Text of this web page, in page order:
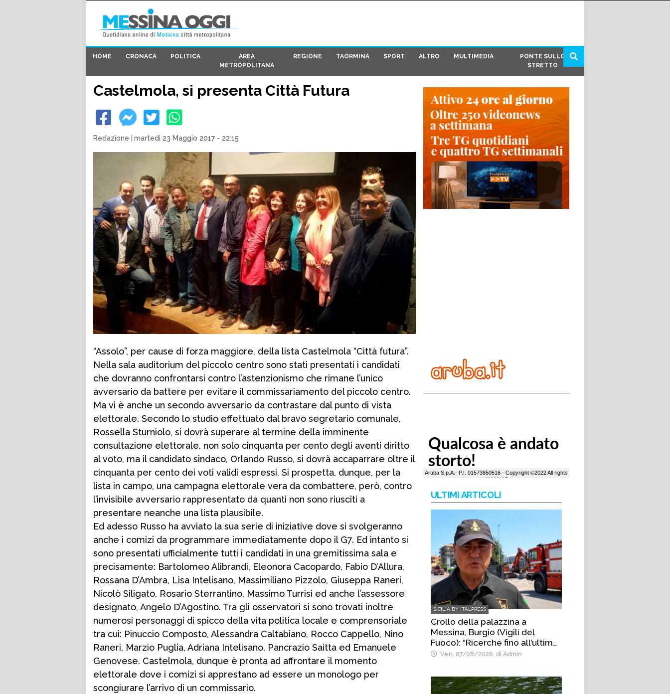
HOME CRONACA POLITICA
AREA
METROPOLITANA
REGIONE TAORMINA SPORT ALTRO MULTIMEDIA
PONTE SULLO
STRETTO
Castelmola, si presenta Città Futura
Redazione martedì 23 Maggio 2017 - 22:15
“Assolo”, per cause di forza maggiore, della lista Castelmola “Città futura”.
Nella sala auditorium del piccolo centro sono stati presentati i candidati
che dovranno confrontarsi contro l’astenzionismo che rimane l’unico
avversario da battere per evitare il commissariamento del piccolo centro.
Ma vi è anche un secondo avversario da contrastare dal punto di vista
elettorale. Secondo lo studio effettuato dal bravo segretario comunale,
Rossella Sturniolo, si dovrà superare al termine della imminente
consultazione elettorale, non solo cinquanta per cento degli aventi diritto
al voto, ma il candidato sindaco, Orlando Russo, si dovrà accaparrare oltre il
cinquanta per cento dei voti validi espressi. Si prospetta, dunque, per la
lista in campo, una campagna elettorale vera da combattere, però, contro
l’invisibile avversario rappresentato da quanti non sono riusciti a
presentare neanche una lista plausibile.
Ed adesso Russo ha avviato la sua serie di iniziative dove si svolgeranno
anche i comizi da programmare immediatamente dopo il G7. Ed intanto si
sono presentati ufficialmente tutti i candidati in una gremitissima sala e
precisamente: Bartolomeo Alibrandi, Eleonora Cacopardo, Fabio D’Allura,
Rossana D’Ambra, Lisa Intelisano, Massimiliano Pizzolo, Giuseppa Raneri,
Nicolò Siligato, Rosario Sterrantino, Massimo Turrisi ed anche l’assessore
designato, Angelo D’Agostino. Tra gli osservatori si sono trovati inoltre
numerosi personaggi di spicco della vita politica locale e comprensoriale
tra cui: Pinuccio Composto, Alessandra Caltabiano, Rocco Cappello, Nino
Raneri, Marzio Puglia, Adriana Intelisano, Pancrazio Saitta ed Emanuele
Genovese. Castelmola, dunque è pronta ad affrontare il momento
elettorale dove i comizi si apprestano ad essere un monologo per
scongiurare l’arrivo di un commissario.
ULTIMI ARTICOLI
SICILIA BY ITALPRESS
Crollo della palazzina a
Messina, Burgio (Vigili del
Fuoco): “Ricerche fino all’ultimo
granello di materiale”
Ven, 07/08/2026 di Admin